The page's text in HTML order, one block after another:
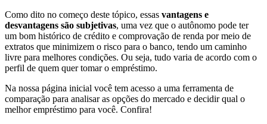
Como dito no começo deste tópico, essas vantagens e
desvantagens são subjetivas, uma vez que o autônomo pode ter
um bom histórico de crédito e comprovação de renda por meio de
extratos que minimizem o risco para o banco, tendo um caminho
livre para melhores condições. Ou seja, tudo varia de acordo com o
perfil de quem quer tomar o empréstimo.
Na nossa página inicial você tem acesso a uma ferramenta de
comparação para analisar as opções do mercado e decidir qual o
melhor empréstimo para você. Confira!